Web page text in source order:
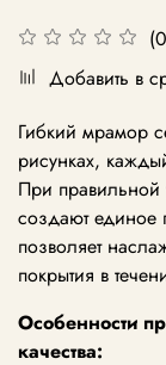
Добавить в
Гибкий мрамор
рисунках,
При правильной
создают единое
позволяет
покрытия в
Особенности
качества: